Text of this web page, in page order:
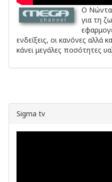
Ο
για τη
ενδείξεις, οι κανόνες
κάνει μεγάλες ποσότητες
Sigma tv